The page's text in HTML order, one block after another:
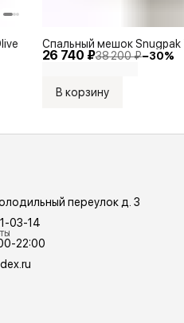
26 740 ₽38 200 ₽−30%
Спальный мешок Snugpak
В корзину
переулок д. 3
03-14
22:00